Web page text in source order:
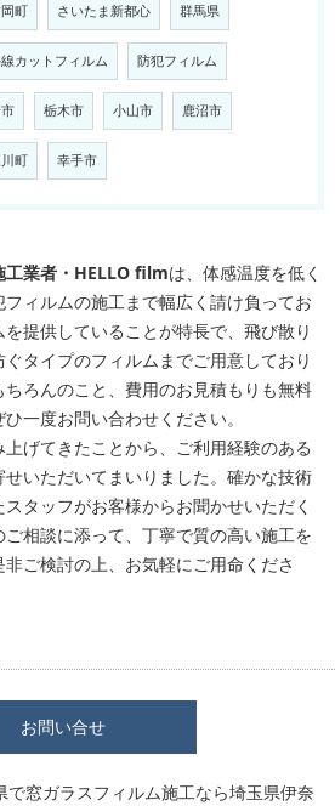
町 さいたま新都心 群馬県
カットフィルム 防犯フィルム
栃木市 小山市 鹿沼市
町 幸手市
工業者・HELLO filmは、体感温度を低く
ィルムの施工まで幅広く請け負ってお
提供していることが特長で、飛び散り
タイプのフィルムまでご用意しており
ろんのこと、費用のお見積もりも無料
一度お問い合わせください。
げてきたことから、ご利用経験のある
いただいてまいりました。確かな技術
タッフがお客様からお聞かせいただく
相談に添って、丁寧で質の高い施工を
ご検討の上、お気軽にご用命くださ
お問い合せ
窓ガラスフィルム施工なら埼玉県伊奈